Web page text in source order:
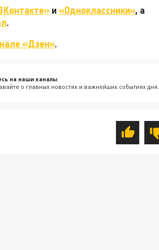
и «Одноклассники», а
.
«Дзен».
на наши каналы
о главных новостях и важнейших событиях дня.